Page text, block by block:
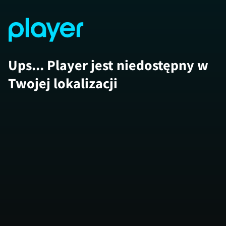
Ups... Player jest niedostępny w
Twojej lokalizacji